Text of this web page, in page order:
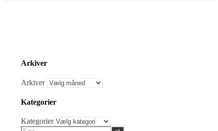
Arkiver
Arkiver
Kategorier
Kategorier